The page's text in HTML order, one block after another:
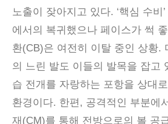
노출이 잦아지고 있다. ‘핵심 수비
에서의 복귀했으나 페이스가 썩
환(CB)은 여전히 이탈 중인 상황.
의 느린 발도 이들의 발목을 잡고
습 전개를 자랑하는 포항을 상대
환경이다. 한편, 공격적인 부분에
재(CM)를 통해 전방으로의 볼 공